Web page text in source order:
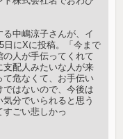
る中嶋涼子さんが、イ
日にXに投稿。「今まで
人が手伝ってくれて
支配人みたいな人が来
危なくて、お手伝い
はないので、今後は
分でいられると思う
ごい悲しかっ